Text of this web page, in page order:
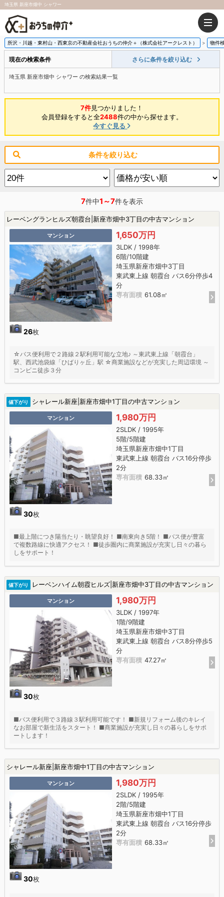
埼玉県 新座市畑中 シャワー
所沢・川越・東村山・西東京の不動産会社おうちの仲介＋（株式会社アークレスト） 物件
現在の検索条件 さらに条件を絞り込む
埼玉県 新座市畑中 シャワー の検索結果一覧
7件見つかりました！
会員登録をすると全2488件の中から探せます。
今すぐ見る
条件を絞り込む
7件中1～7件を表示
レーベングランヒルズ朝霞台|新座市畑中3丁目の中古マンション
マンション
26枚
1,650万円
3LDK / 1998年
6階/10階建
埼玉県新座市畑中3丁目
東武東上線 朝霞台 バス6分停歩4
分
専有面積 61.08㎡
☆バス便利用で２路線２駅利用可能な立地♪ ～東武東上線「朝霞台」
駅、西武池袋線「ひばりヶ丘」駅 ☆商業施設などが充実した周辺環境 ～
コンビニ徒歩３分
値下がり シャレール新座|新座市畑中1丁目の中古マンション
マンション
30枚
1,980万円
2SLDK / 1995年
5階/5階建
埼玉県新座市畑中1丁目
東武東上線 朝霞台 バス16分停歩
2分
専有面積 68.33㎡
■最上階につき陽当たり・眺望良好！ ■南東向き5階！ ■バス便が豊富
で複数路線に快適アクセス！ ■徒歩圏内に商業施設が充実し日々の暮ら
しをサポート！
値下がり レーベンハイム朝霞ヒルズ|新座市畑中3丁目の中古マンション
マンション
30枚
1,980万円
3LDK / 1997年
1階/9階建
埼玉県新座市畑中3丁目
東武東上線 朝霞台 バス8分停歩5
分
専有面積 47.27㎡
■バス便利用で３路線３駅利用可能です！ ■新規リフォーム後のキレイ
なお部屋で新生活をスタート！ ■商業施設が充実し日々の暮らしをサポ
ートします！
シャレール新座|新座市畑中1丁目の中古マンション
マンション
30枚
1,980万円
2SLDK / 1995年
2階/5階建
埼玉県新座市畑中1丁目
東武東上線 朝霞台 バス16分停歩
2分
専有面積 68.33㎡